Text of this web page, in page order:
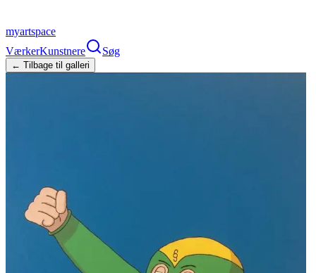
myartspace
VærkerKunstnere Søg
← Tilbage til galleri